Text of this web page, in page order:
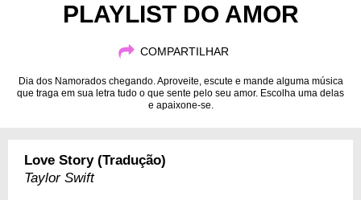
PLAYLIST DO AMOR
COMPARTILHAR
Dia dos Namorados chegando. Aproveite, escute e mande alguma música
que traga em sua letra tudo o que sente pelo seu amor. Escolha uma delas
e apaixone-se.
Love Story (Tradução)
Taylor Swift